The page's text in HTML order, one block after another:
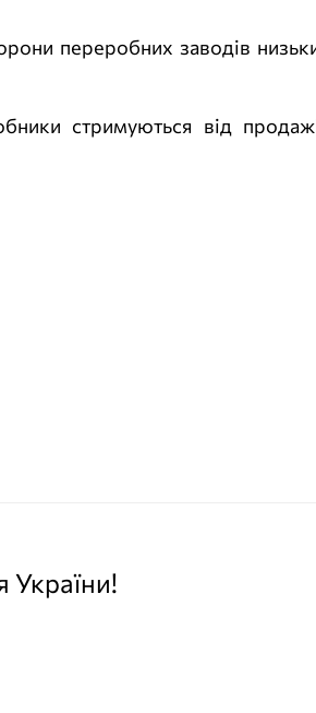
переробних заводів
стримуються від
України!